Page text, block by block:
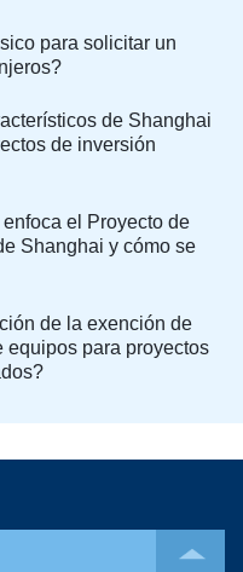
para solicitar un
de Shanghai
de inversión
el Proyecto de
Shanghai y cómo se
de la exención de
equipos para proyectos